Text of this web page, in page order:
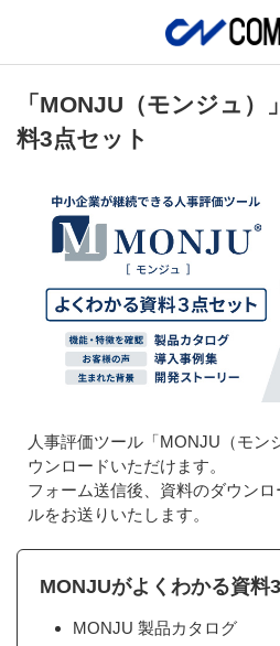
「MONJU（モンジュ
料3点セット
人事評価ツール「MONJU（モン
ウンロードいただけます。
フォーム送信後、資料のダウン
ルをお送りいたします。
MONJUがよくわかる資料
MONJU 製品カタログ